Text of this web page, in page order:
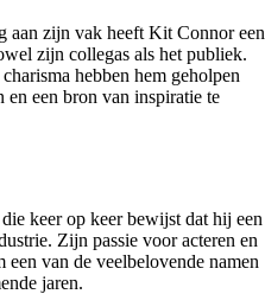
aan zijn vak heeft Kit Connor een
zijn collegas als het publiek.
hebben hem geholpen
en een bron van inspiratie te
keer op keer bewijst dat hij een
Zijn passie voor acteren en
van de veelbelovende namen
jaren.